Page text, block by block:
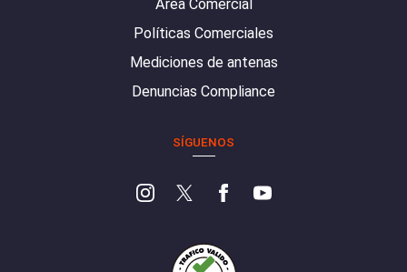
Área Comercial
Políticas Comerciales
Mediciones de antenas
Denuncias Compliance
SÍGUENOS